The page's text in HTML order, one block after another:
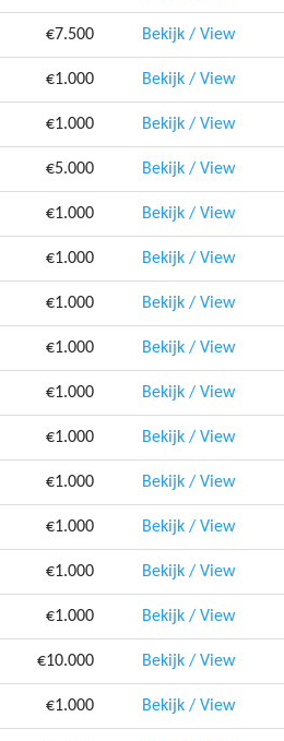
€7.500 Bekijk / View
€1.000 Bekijk / View
€1.000 Bekijk / View
€5.000 Bekijk / View
€1.000 Bekijk / View
€1.000 Bekijk / View
€1.000 Bekijk / View
€1.000 Bekijk / View
€1.000 Bekijk / View
€1.000 Bekijk / View
€1.000 Bekijk / View
€1.000 Bekijk / View
€1.000 Bekijk / View
€1.000 Bekijk / View
€10.000 Bekijk / View
€1.000 Bekijk / View